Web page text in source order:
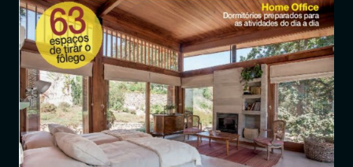
Jornais
Notícias